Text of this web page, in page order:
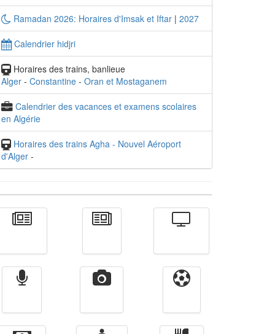
Ramadan 2026: Horaires d'Imsak et Iftar | 2027
Calendrier hidjri
Horaires des trains, banlieue
Alger - Constantine - Oran et Mostaganem
Calendrier des vacances et examens scolaires
en Algérie
Horaires des trains Agha - Nouvel Aéroport
d'Alger -